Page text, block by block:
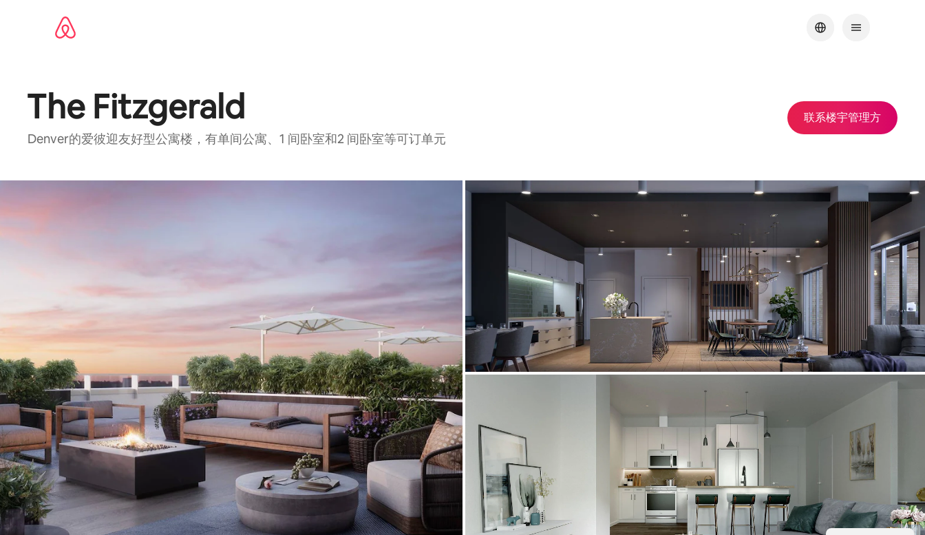
The Fitzgerald
Denver的爱彼迎友好型公寓楼，有单间公寓、1 间卧室和2 间卧室等可订单元
联系楼宇管理方